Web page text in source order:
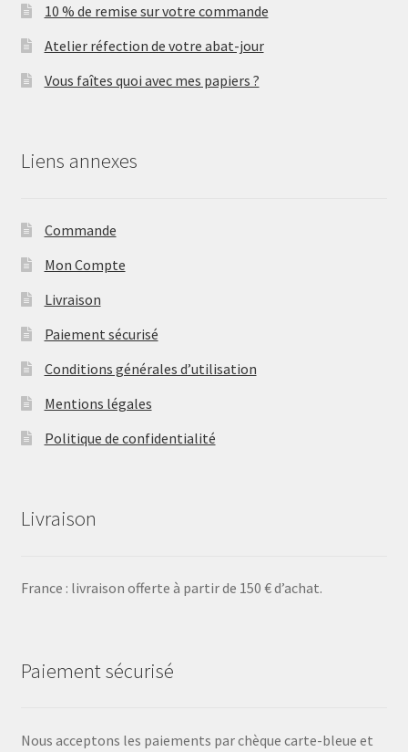
10 % de remise sur votre commande
Atelier réfection de votre abat-jour
Vous faîtes quoi avec mes papiers ?
Liens annexes
Commande
Mon Compte
Livraison
Paiement sécurisé
Conditions générales d’utilisation
Mentions légales
Politique de confidentialité
Livraison
France : livraison offerte à partir de 150 € d’achat.
Paiement sécurisé
Nous acceptons les paiements par chèque carte-bleue et